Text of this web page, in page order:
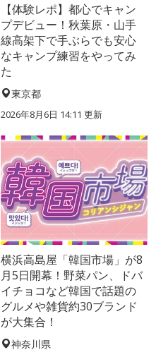
【体験レポ】都心でキャン
プデビュー！秋葉原・山手
線高架下で手ぶらでも安心
なキャンプ練習をやってみ
た
東京都
2026年8月6日 14:11 更新
横浜高島屋「韓国市場」が8
月5日開幕！野菜パン、ドバ
イチョコなど韓国で話題の
グルメや雑貨約30ブランド
が大集合！
神奈川県